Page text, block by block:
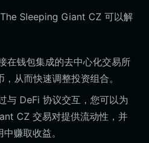
Sleeping Giant CZ 可以解
在钱包集成的去中心化交易所
从而快速调整投资组合。
与 DeFi 协议交互，您可以为
CZ 交易对提供流动性，并
赚取收益。